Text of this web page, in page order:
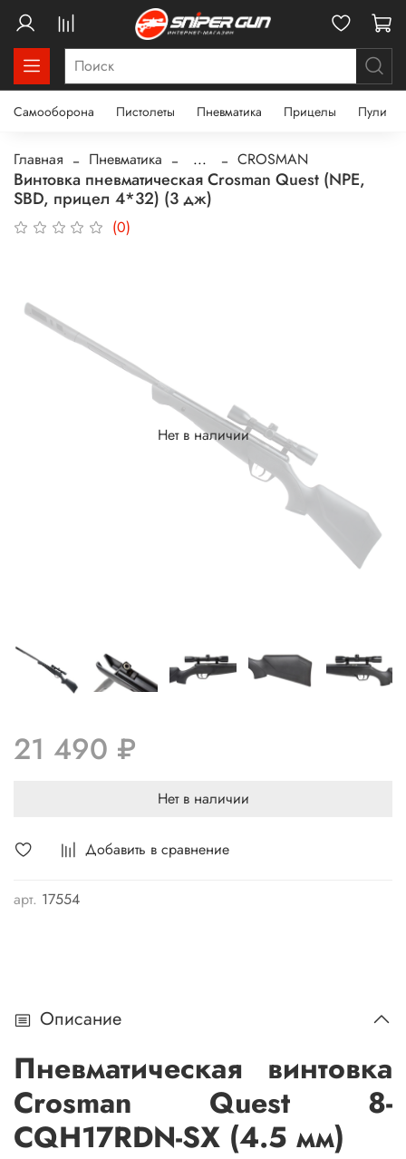
Самооборона Пистолеты Пневматика Прицелы Пули
Главная Пневматика ... CROSMAN
Винтовка пневматическая Crosman Quest (NPE,
SBD, прицел 4*32) (3 дж)
(0)
Добавить в сравнение
арт. 17554
Нет в наличии
21 490 ₽
Нет в наличии
Описание
Пневматическая винтовка
Crosman Quest 8-
CQH17RDN-SX (4.5 мм)